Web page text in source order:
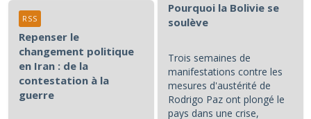
Pourquoi la Bolivie se
soulève
Trois semaines de
manifestations contre les
mesures d'austérité de
Rodrigo Paz ont plongé le
pays dans une crise,
Repenser le
changement politique
en Iran : de la
contestation à la
guerre
RSS